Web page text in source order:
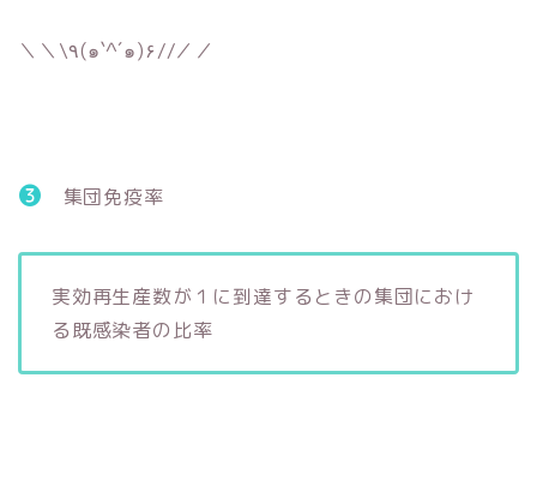
＼＼\٩(๑`^´๑)۶//／／
❸ 集団免疫率
実効再生産数が１に到達するときの集団におけ
る既感染者の比率